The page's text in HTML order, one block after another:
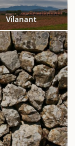
Vilanant